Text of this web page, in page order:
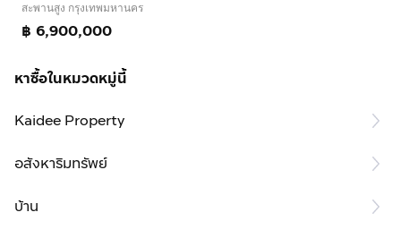
สะพานสูง กรุงเทพมหานคร
฿ 6,900,000
หาซื้อในหมวดหมู่นี้
Kaidee Property
อสังหาริมทรัพย์
บ้าน